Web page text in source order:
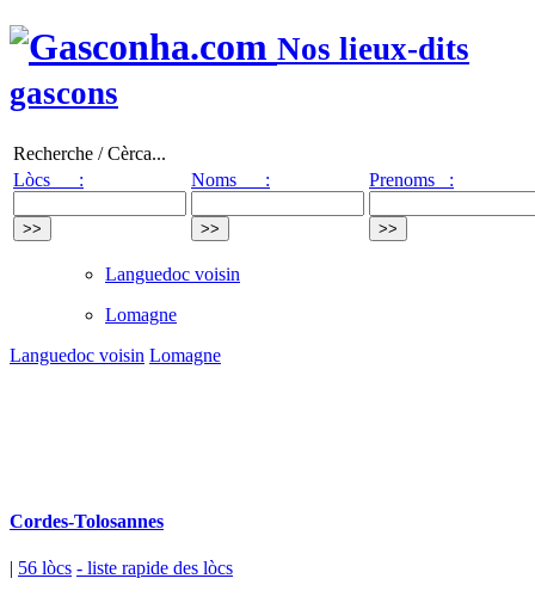
Nos lieux-dits
gascons
Recherche / Cèrca...
Lòcs :
Noms : Prenoms :
Languedoc voisin
Lomagne
Languedoc voisin Lomagne
Cordes-Tolosannes
| 56 lòcs - liste rapide des lòcs